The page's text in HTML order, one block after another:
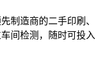
制造商的二手印刷、
间检测，随时可投入